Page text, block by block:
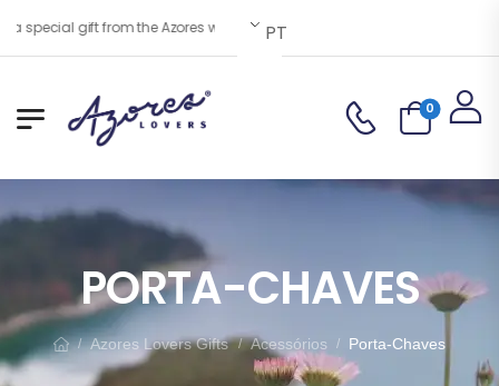
special gift from the Azores with you! PT
0
PORTA-CHAVES
/ Azores Lovers Gifts / Acessórios / Porta-Chaves